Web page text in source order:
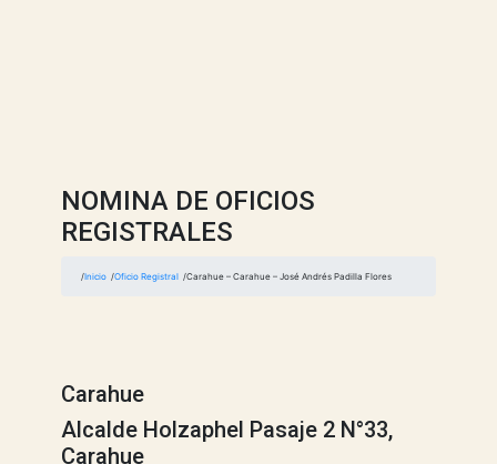
NOMINA DE OFICIOS
REGISTRALES
Inicio Oficio Registral Carahue – Carahue – José Andrés Padilla Flores
Carahue
Alcalde Holzaphel Pasaje 2 N°33,
Carahue